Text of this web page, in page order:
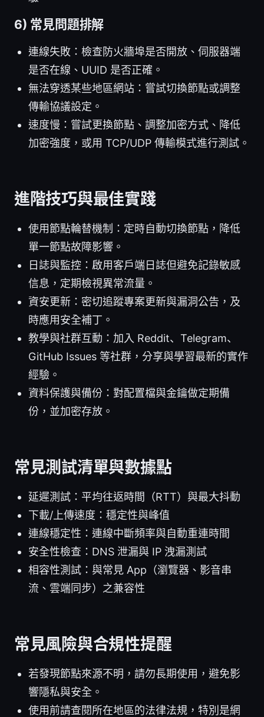
6) 常見問題排解
連線失敗：檢查防火牆埠是否開放、伺服器端
是否在線、UUID 是否正確。
無法穿透某些地區網站：嘗試切換節點或調整
傳輸協議設定。
速度慢：嘗試更換節點、調整加密方式、降低
加密強度，或用 TCP/UDP 傳輸模式進行測試。
進階技巧與最佳實踐
使用節點輪替機制：定時自動切換節點，降低
單一節點故障影響。
日誌與監控：啟用客戶端日誌但避免記錄敏感
信息，定期檢視異常流量。
資安更新：密切追蹤專案更新與漏洞公告，及
時應用安全補丁。
教學與社群互動：加入 Reddit、Telegram、
GitHub Issues 等社群，分享與學習最新的實作
經驗。
資料保護與備份：對配置檔與金鑰做定期備
份，並加密存放。
常見測試清單與數據點
延遲測試：平均往返時間（RTT）與最大抖動
下載/上傳速度：穩定性與峰值
連線穩定性：連線中斷頻率與自動重連時間
安全性檢查：DNS 泄漏與 IP 洩漏測試
相容性測試：與常見 App（瀏覽器、影音串
流、雲端同步）之兼容性
常見風險與合規性提醒
若發現節點來源不明，請勿長期使用，避免影
響隱私與安全。
使用前請查閱所在地區的法律法規，特別是網